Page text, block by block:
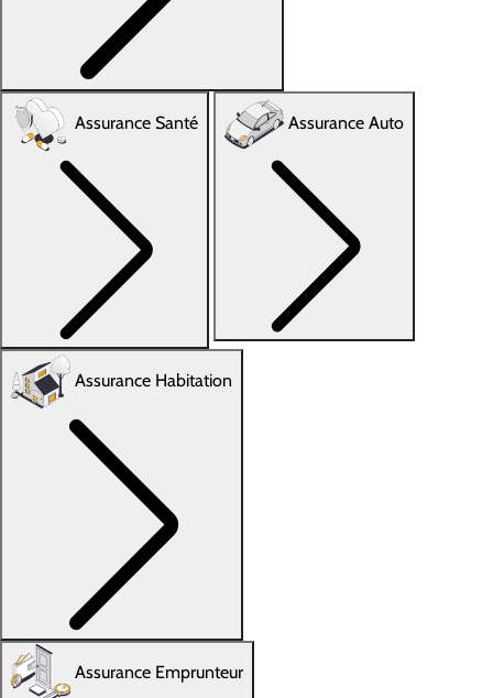
Assurance Santé Assurance Auto
Assurance Habitation
Assurance Emprunteur